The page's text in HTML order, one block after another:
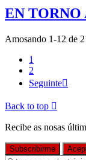
EN TORNO
Amosando 1-12 de
1
2
Seguinte
Back to top 
Recibe as nosas